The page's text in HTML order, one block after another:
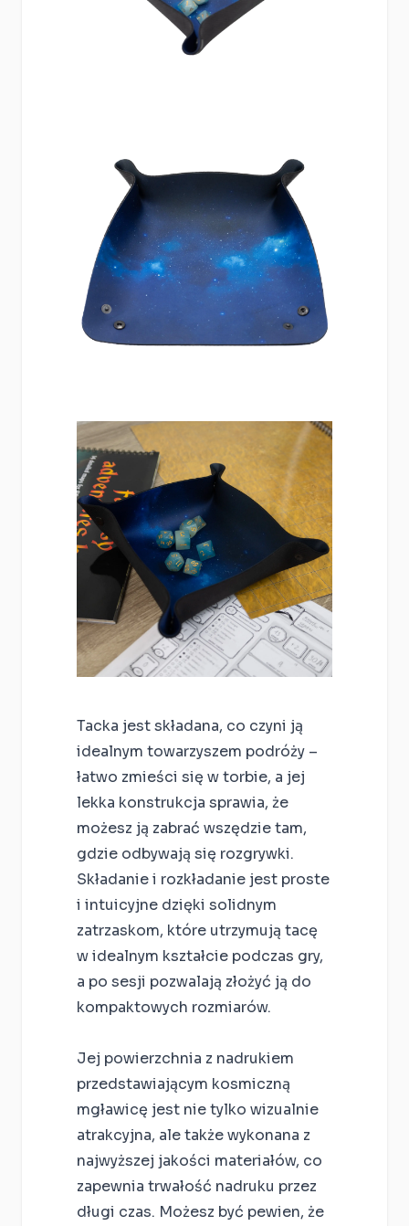
Tacka jest składana, co czyni ją
idealnym towarzyszem podróży –
łatwo zmieści się w torbie, a jej
lekka konstrukcja sprawia, że
możesz ją zabrać wszędzie tam,
gdzie odbywają się rozgrywki.
Składanie i rozkładanie jest proste
i intuicyjne dzięki solidnym
zatrzaskom, które utrzymują tacę
w idealnym kształcie podczas gry,
a po sesji pozwalają złożyć ją do
kompaktowych rozmiarów.
Jej powierzchnia z nadrukiem
przedstawiającym kosmiczną
mgławicę jest nie tylko wizualnie
atrakcyjna, ale także wykonana z
najwyższej jakości materiałów, co
zapewnia trwałość nadruku przez
długi czas. Możesz być pewien, że